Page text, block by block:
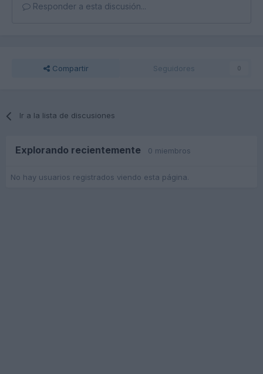
Responder a esta discusión...
Compartir Seguidores 0
Ir a la lista de discusiones
Explorando recientemente 0 miembros
No hay usuarios registrados viendo esta página.